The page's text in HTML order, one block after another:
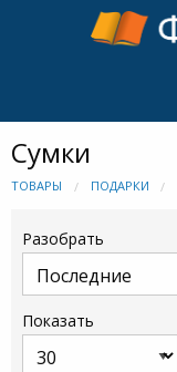
Сумки
ТОВАРЫ ПОДАРКИ
Разобрать
Показать